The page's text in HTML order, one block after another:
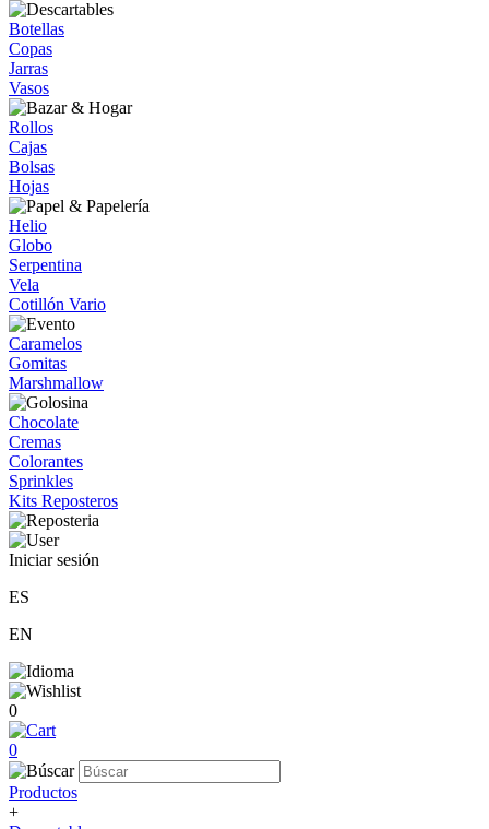
Botellas
Copas
Jarras
Vasos
Rollos
Cajas
Bolsas
Hojas
Helio
Globo
Serpentina
Vela
Cotillón Vario
Caramelos
Gomitas
Marshmallow
Chocolate
Cremas
Colorantes
Sprinkles
Kits Reposteros
Iniciar sesión
ES
EN
0
0
Productos
+